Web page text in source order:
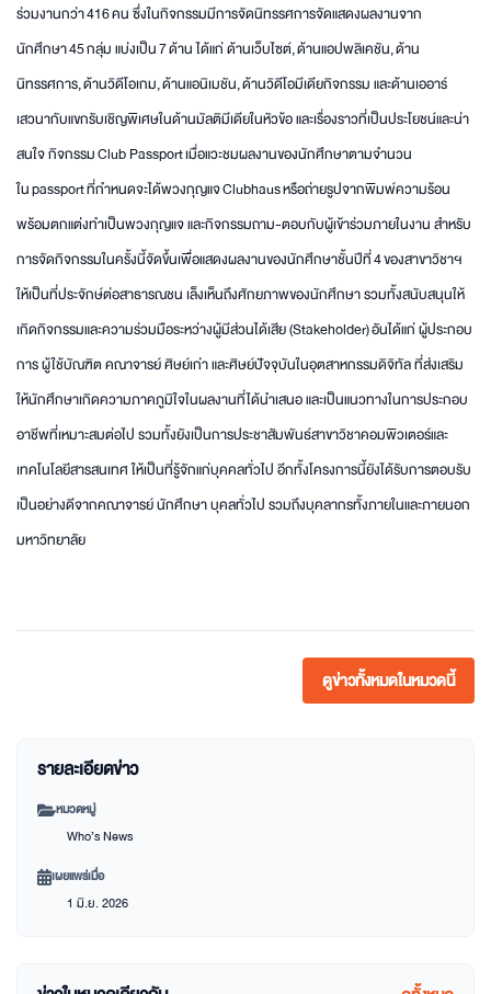
ร่วมงานกว่า 416 คน ซึ่งในกิจกรรมมีการจัดนิทรรศการจัดแสดงผลงานจาก
นักศึกษา 45 กลุ่ม แบ่งเป็น 7 ด้าน ได้แก่ ด้านเว็บไซต์, ด้านแอปพลิเคชัน, ด้าน
นิทรรศการ, ด้านวิดีโอเกม, ด้านแอนิเมชัน, ด้านวิดีโอมีเดียกิจกรรม และด้านเออาร์
เสวนากับแขกรับเชิญพิเศษในด้านมัลติมีเดียในหัวข้อ และเรื่องราวที่เป็นประโยชน์และน่า
สนใจ กิจกรรม Club Passport เมื่อแวะชมผลงานของนักศึกษาตามจำนวน
ใน passport ที่กำหนดจะได้พวงกุญแจ Clubhaus หรือถ่ายรูปจากพิมพ์ความร้อน
พร้อมตกแต่งทำเป็นพวงกุญแจ และกิจกรรมถาม-ตอบกับผู้เข้าร่วมภายในงาน สำหรับ
การจัดกิจกรรมในครั้งนี้จัดขึ้นเพื่อแสดงผลงานของนักศึกษาชั้นปีที่ 4 ของสาขาวิชาฯ
ให้เป็นที่ประจักษ์ต่อสาธารณชน เล็งเห็นถึงศักยภาพของนักศึกษา รวมทั้งสนับสนุนให้
เกิดกิจกรรมและความร่วมมือระหว่างผู้มีส่วนได้เสีย (Stakeholder) อันได้แก่ ผู้ประกอบ
การ ผู้ใช้บัณฑิต คณาจารย์ ศิษย์เก่า และศิษย์ปัจจุบันในอุตสาหกรรมดิจิทัล ที่ส่งเสริม
ให้นักศึกษาเกิดความภาคภูมิใจในผลงานที่ได้นำเสนอ และเป็นแนวทางในการประกอบ
อาชีพที่เหมาะสมต่อไป รวมทั้งยังเป็นการประชาสัมพันธ์สาขาวิชาคอมพิวเตอร์และ
เทคโนโลยีสารสนเทศ ให้เป็นที่รู้จักแก่บุคคลทั่วไป อีกทั้งโครงการนี้ยังได้รับการตอบรับ
เป็นอย่างดีจากคณาจารย์ นักศึกษา บุคลทั่วไป รวมถึงบุคลากรทั้งภายในและภายนอก
มหาวิทยาลัย
ดูข่าวทั้งหมดในหมวดนี้
รายละเอียดข่าว
หมวดหมู่
Who’s News
เผยแพร่เมื่อ
1 มิ.ย. 2026